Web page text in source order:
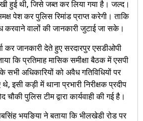
हुई थी, जिसे जब्त कर लिया गया है। जल्द।
पेश कर पुलिस रिमांड प्राप्त करेगी। ताकि
करवाने वालों की जानकारी जुटाई जा सके।
कर जानकारी देते हुए सरदारपुर एसडीओपी
कि प्रतिमाह मासिक समीक्षा बैठक में एसपी
अधिकारियों को अवैध गतिविधियों पर
इसी कड़ी में थाना प्रभारी निरीक्षक प्रदीप
चौकी पुलिस टीम द्वारा कार्यवाही की गई है।
भयङिया ने बताया कि भीलखेडी रोड पर